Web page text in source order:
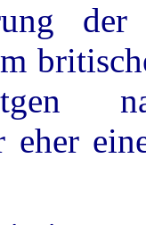
der
eher